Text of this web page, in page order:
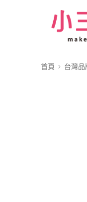
首頁 台灣品